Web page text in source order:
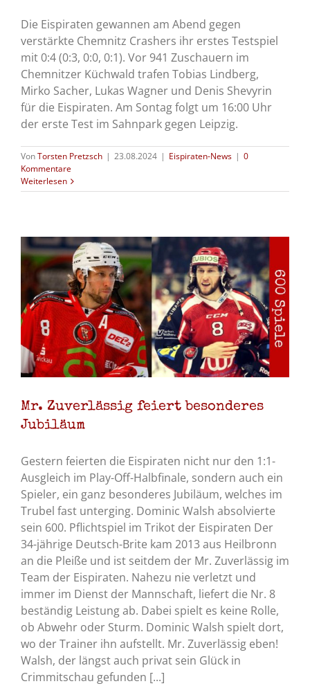
Die Eispiraten gewannen am Abend gegen
verstärkte Chemnitz Crashers ihr erstes Testspiel
mit 0:4 (0:3, 0:0, 0:1). Vor 941 Zuschauern im
Chemnitzer Küchwald trafen Tobias Lindberg,
Mirko Sacher, Lukas Wagner und Denis Shevyrin
für die Eispiraten. Am Sontag folgt um 16:00 Uhr
der erste Test im Sahnpark gegen Leipzig.
VonTorsten Pretzsch | 23.08.2024 | Eispiraten-News | 0
Kommentare
Weiterlesen
Mr. Zuverlässig feiert besonderes
Jubiläum
Gestern feierten die Eispiraten nicht nur den 1:1-
Ausgleich im Play-Off-Halbfinale, sondern auch ein
Spieler, ein ganz besonderes Jubiläum, welches im
Trubel fast unterging. Dominic Walsh absolvierte
sein 600. Pflichtspiel im Trikot der Eispiraten Der
34-jährige Deutsch-Brite kam 2013 aus Heilbronn
an die Pleiße und ist seitdem der Mr. Zuverlässig im
Team der Eispiraten. Nahezu nie verletzt und
immer im Dienst der Mannschaft, liefert die Nr. 8
beständig Leistung ab. Dabei spielt es keine Rolle,
ob Abwehr oder Sturm. Dominic Walsh spielt dort,
wo der Trainer ihn aufstellt. Mr. Zuverlässig eben!
Walsh, der längst auch privat sein Glück in
Crimmitschau gefunden [...]